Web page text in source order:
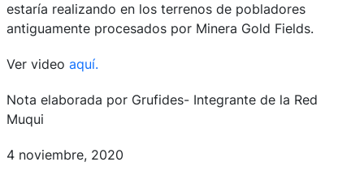
estaría realizando en los terrenos de pobladores
antiguamente procesados por Minera Gold Fields.
Ver video aquí.
Nota elaborada por Grufides- Integrante de la Red
Muqui
4 noviembre, 2020